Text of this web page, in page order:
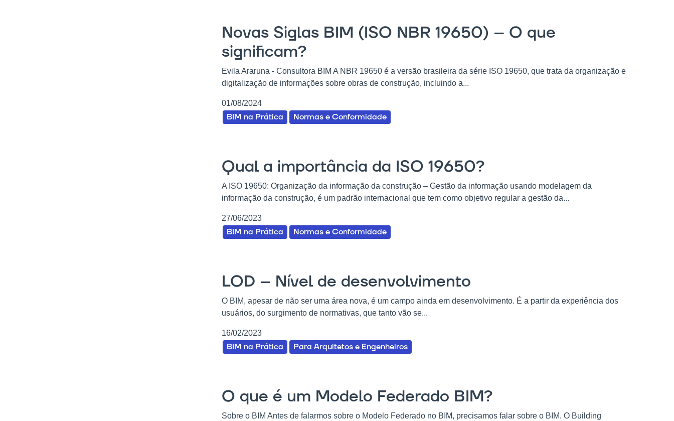
Novas Siglas BIM (ISO NBR 19650) – O que
significam?
Evila Araruna - Consultora BIM A NBR 19650 é a versão brasileira da série ISO 19650, que trata da organização e
digitalização de informações sobre obras de construção, incluindo a...
01/08/2024
BIM na Prática Normas e Conformidade
Qual a importância da ISO 19650?
A ISO 19650: Organização da informação da construção – Gestão da informação usando modelagem da
informação da construção, é um padrão internacional que tem como objetivo regular a gestão da...
27/06/2023
BIM na Prática Normas e Conformidade
LOD – Nível de desenvolvimento
O BIM, apesar de não ser uma área nova, é um campo ainda em desenvolvimento. É a partir da experiência dos
usuários, do surgimento de normativas, que tanto vão se...
16/02/2023
BIM na Prática Para Arquitetos e Engenheiros
O que é um Modelo Federado BIM?
Sobre o BIM Antes de falarmos sobre o Modelo Federado no BIM, precisamos falar sobre o BIM. O Building